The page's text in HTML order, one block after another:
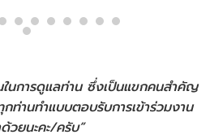
ในการดูแลท่าน ซึ่งเป็นแขกคนสำคัญ
ท่านทำแบบตอบรับการเข้าร่วมงาน
ด้วยนะคะ/ครับ”